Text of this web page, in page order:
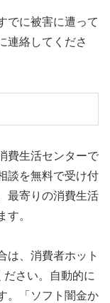
でに被害に遭って
連絡してくださ
費生活センターで
談を無料で受け付
最寄りの消費生活
す。
は、消費者ホット
さい。自動的に
。「ソフト闇金か